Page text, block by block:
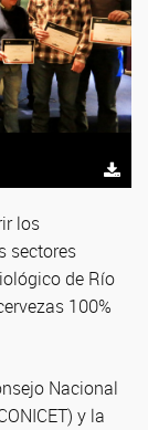
los
sectores
de Río
100%
Nacional
y la